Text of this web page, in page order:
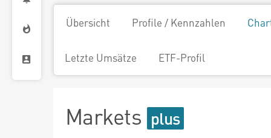
Übersicht Profile / Kennzahlen
Letzte Umsätze ETF-Profil
Markets